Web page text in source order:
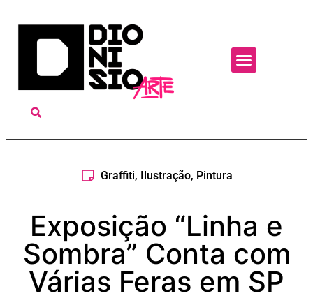
Graffiti, Ilustração, Pintura
Exposição “Linha e
Sombra” Conta com
Várias Feras em SP